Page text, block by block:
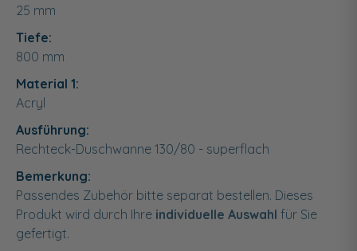
25 mm
Tiefe:
800 mm
Material 1:
Acryl
Ausführung:
Rechteck-Duschwanne 130/80 - superflach
Bemerkung:
Passendes Zubehör bitte separat bestellen. Dieses
Produkt wird durch Ihre individuelle Auswahl für Sie
gefertigt.